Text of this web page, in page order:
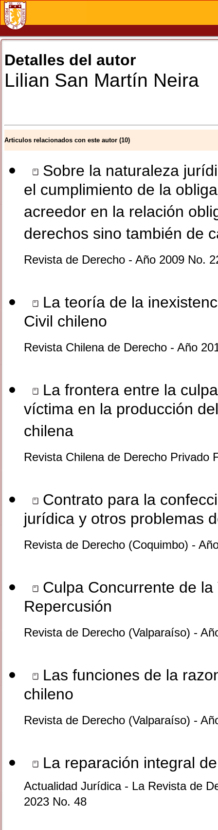
Detalles del autor
Lilian San Martín Neira
Articulos relacionados con este autor (10)
Sobre la naturaleza
el cumplimiento de la
acreedor en la relación
derechos sino también de
Revista de Derecho - Año 2009 No.
La teoría de la
Civil chileno
Revista Chilena de Derecho - Año
La frontera entre la
víctima en la producción
chilena
Revista Chilena de Derecho Privado
Contrato para la
jurídica y otros problemas
Revista de Derecho (Coquimbo) -
Culpa Concurrente de
Repercusión
Revista de Derecho (Valparaíso) -
Las funciones de la
chileno
Revista de Derecho (Valparaíso) -
La reparación integral
Actualidad Jurídica - La Revista de
2023 No. 48